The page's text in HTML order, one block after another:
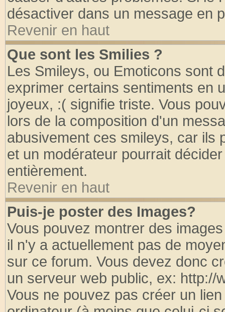
désactiver dans un message en
Revenir en haut
Que sont les Smilies ?
Les Smileys, ou Emoticons sont
exprimer certains sentiments en
joyeux, :( signifie triste. Vous
lors de la composition d'un
abusivement ces smileys, car ils
et un modérateur pourrait
entièrement.
Revenir en haut
Puis-je poster des Images?
Vous pouvez montrer des
il n'y a actuellement pas de
sur ce forum. Vous devez donc
un serveur web public, ex: http://
Vous ne pouvez pas créer un